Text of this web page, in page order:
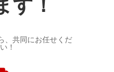
す！
、共同にお任せくだ
！